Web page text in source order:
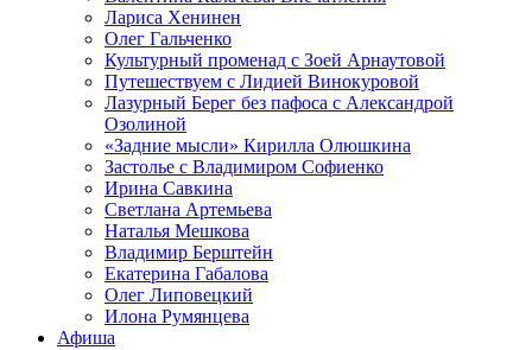
Лариса Хенинен
Олег Гальченко
Культурный променад с Зоей Арнаутовой
Путешествуем с Лидией Винокуровой
Лазурный Берег без пафоса с Александрой
Озолиной
«Задние мысли» Кирилла Олюшкина
Застолье с Владимиром Софиенко
Ирина Савкина
Светлана Артемьева
Наталья Мешкова
Владимир Берштейн
Екатерина Габалова
Олег Липовецкий
Илона Румянцева
Афиша